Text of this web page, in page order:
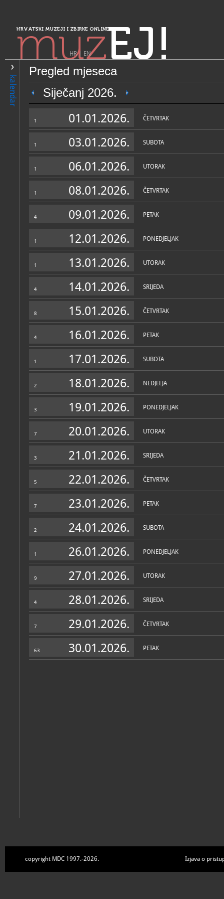
HRVATSKI MUZEJI I ZBIRKE ONLINE
muzEJ!
HR| EN
kalendar
Pregled mjeseca
Siječanj 2026.
1 01.01.2026. ČETVRTAK
1 03.01.2026. SUBOTA
1 06.01.2026. UTORAK
1 08.01.2026. ČETVRTAK
4 09.01.2026. PETAK
1 12.01.2026. PONEDJELJAK
1 13.01.2026. UTORAK
4 14.01.2026. SRIJEDA
8 15.01.2026. ČETVRTAK
4 16.01.2026. PETAK
1 17.01.2026. SUBOTA
2 18.01.2026. NEDJELJA
3 19.01.2026. PONEDJELJAK
7 20.01.2026. UTORAK
3 21.01.2026. SRIJEDA
5 22.01.2026. ČETVRTAK
7 23.01.2026. PETAK
2 24.01.2026. SUBOTA
1 26.01.2026. PONEDJELJAK
9 27.01.2026. UTORAK
4 28.01.2026. SRIJEDA
7 29.01.2026. ČETVRTAK
63 30.01.2026. PETAK
PRETRAŽIVANJE
Sjeverozapadna Hrvatska
Muzeji Hrvatskog zagorja -
seljačkih buna
OPĆI PODACI
Zbirke
copyright MDC 1997.-2026. Izjava o